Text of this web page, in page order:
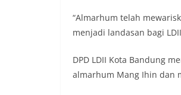
“Almarhum telah
menjadi landasan bagi
DPD LDII Kota Bandung
almarhum Mang Ihin dan